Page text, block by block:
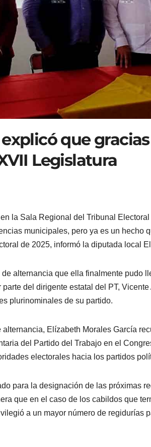
que
Legislatura
la Sala Regional del Tribunal
municipales, pero ya es un hecho
de 2025, informó la diputada local
alternancia que ella finalmente pudo
del dirigente estatal del PT,
plurinominales de su partido.
Elízabeth Morales García
del Partido del Trabajo en el
electorales hacia los partidos
para la designación de las próximas
que en el caso de los cabildos que
a un mayor número de regidurías